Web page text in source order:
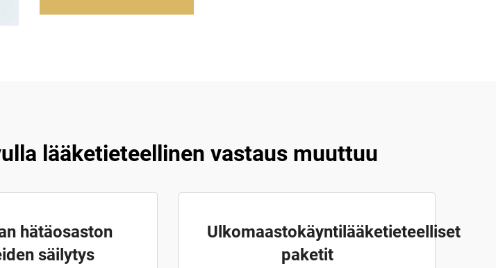
lääketieteellinen vastaus muuttuu
hätäosaston
säilytys
Ulkomaastokäyntilääketieteelliset
paketit